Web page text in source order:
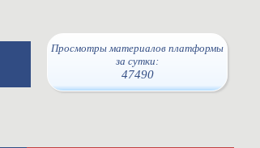
Просмотры материалов платформы
за сутки:
47490